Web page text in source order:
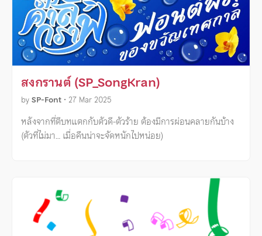
สงกรานต์ (SP_SongKran)
bySP-Font • 27 Mar 2025
หลังจากที่ตีบทแตกกับตัวดี-ตัวร้าย ต้องมีการผ่อนคลายกันบ้าง
(ตัวที่ไม่มา… เมื่อคืนน่าจะจัดหนักไปหน่อย)